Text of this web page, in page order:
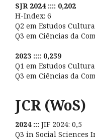
SJR 2024 :::: 0,202
H-Index: 6
Q2 em Estudos
Q3 em Ciências da
2023 :::: 0,259
Q1 em Estudos
Q3 em Ciências da
JCR (WoS)
2024 ::: JIF 2024: 0,5
Q3 in Social